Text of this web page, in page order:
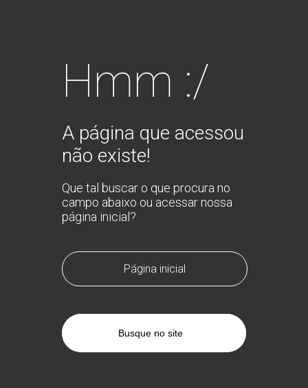
Hmm :/
A página que acessou
não existe!
Que tal buscar o que procura no
campo abaixo ou acessar nossa
página inicial?
Página inicial